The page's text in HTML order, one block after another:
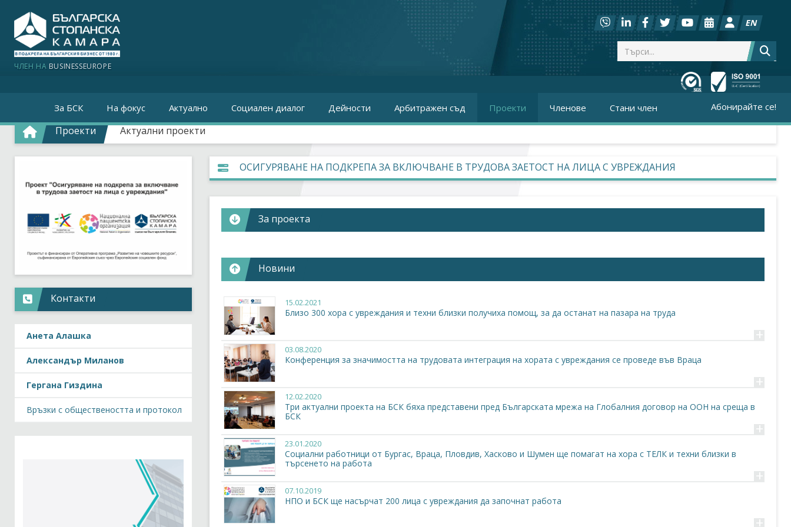
ЧЛЕН НА BUSINESSEUROPE
EN
За БСК На фокус Актуално Социален диалог Дейности Арбитражен съд Проекти Членове Стани член Абонирайте се!
Проекти Актуални проекти
ОСИГУРЯВАНЕ НА ПОДКРЕПА ЗА ВКЛЮЧВАНЕ В ТРУДОВА ЗАЕТОСТ НА ЛИЦА С УВРЕЖДАНИЯ
За проекта
трудоспособна възраст, но едва около 10% са включени в заетост. Това се дължи на различни фактори, сред които дискриминация,
недоверие от страна на работодателите, ограничени възможности за избор на професионално развитие, породено от дефицити в
В този контекст,Национална пациентска организация
финансиран по ОПРЧР, чиято основна цел е да допринесе за повишаването на достъпа до заетост на лица с увреждания. Усилията
на НПО и БСК ще са насочени към подобряването на връзката между работодателите и хората с увреждания.
Официален сайт на проекта:
______________________________
Наименование на проекта:
Номер на договора за финансиране:
Период на изпълнение
: 01.10.2019 - 01.10.2020 г.
Финансираща институция/програма:
Общ бюджет:
94 932.50 лева
Роля на БСК в проекта:Партньор
Бенефициент: Национална пациентска организация
Обхват:Национален
Ключова цел:
Новини
15.02.2021
Близо 300 хора с увреждания и техни близки получиха помощ, за да останат на пазара на труда
+
03.08.2020
Конференция за значимостта на трудовата интеграция на хората с увреждания се проведе във Враца
+
12.02.2020
Три актуални проекта на БСК бяха представени пред Българската мрежа на Глобалния договор на ООН на среща в
БСК
+
23.01.2020
Социални работници от Бургас, Враца, Пловдив, Хасково и Шумен ще помагат на хора с ТЕЛК и техни близки в
търсенето на работа
+
07.10.2019
НПО и БСК ще насърчат 200 лица с увреждания да започнат работа
+
Контакти
Анета Алашка
Александър Миланов
Гергана Гиздина
Връзки с обществеността и протокол